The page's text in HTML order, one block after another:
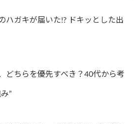
ハガキが届いた!? ドキッとした出
どちらを優先すべき？40代から考
”